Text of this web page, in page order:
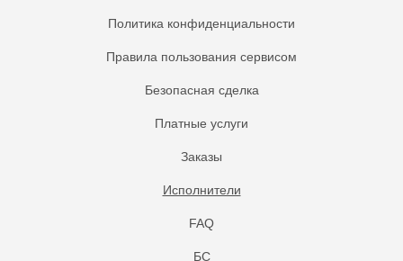
Политика конфиденциальности
Правила пользования сервисом
Безопасная сделка
Платные услуги
Заказы
Исполнители
FAQ
БС